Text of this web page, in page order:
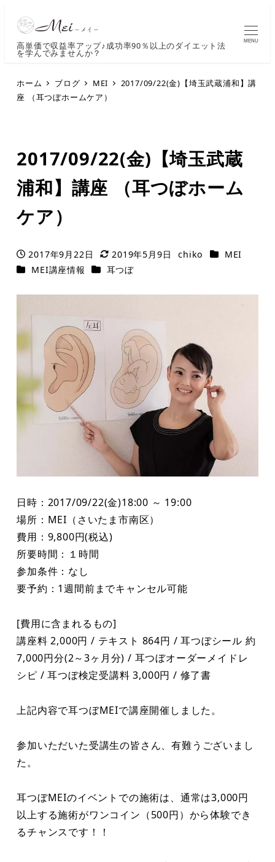
高単価で収益率アップ♪成功率90％以上のダイエット法
を学んでみませんか？
MENU
ホーム ブログ MEI
2017/09/22(金)【埼玉武蔵浦和】講
座 （耳つぼホームケア）
2017/09/22(金)【埼玉武蔵
浦和】講座 （耳つぼホーム
ケア）
投稿日
2017年9月22日
更新日
2019年5月9日
著
chiko カテゴリー
MEI
カテゴリー
MEI講座情報 カテゴリー
耳つぼ
日時：2017/09/22(金)18:00 ～ 19:00
場所：MEI（さいたま市南区）
費用：9,800円(税込)
所要時間：１時間
参加条件：なし
要予約：1週間前までキャンセル可能
[費用に含まれるもの]
講座料 2,000円 / テキスト 864円 / 耳つぼシール 約
7,000円分(2～3ヶ月分) / 耳つぼオーダーメイドレ
シピ / 耳つぼ検定受講料 3,000円 / 修了書
上記内容で耳つぼMEIで講座開催しました。
参加いただいた受講生の皆さん、有難うございまし
た。
耳つぼMEIのイベントでの施術は、通常は3,000円
以上する施術がワンコイン（500円）から体験でき
るチャンスです！！